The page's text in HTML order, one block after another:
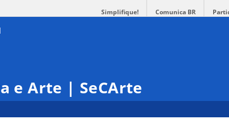
Simplifique! Comunica BR
e Arte | SeCArte